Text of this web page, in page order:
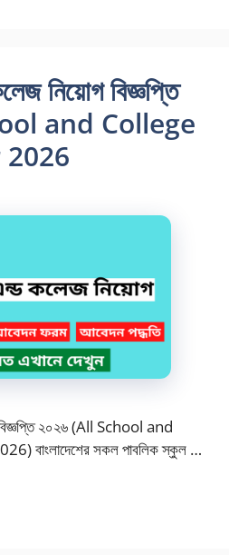
নিয়োগ বিজ্ঞপ্তি
and College
২০২৬ (All School and
বাংলাদেশের সকল পাবলিক স্কুল …